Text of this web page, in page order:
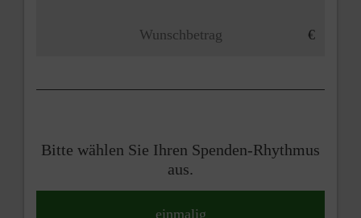
Bitte wählen Sie Ihren Spenden-Rhythmus
aus.
einmalig